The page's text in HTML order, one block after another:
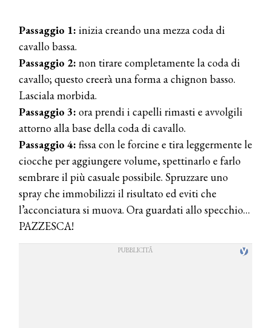
Passaggio 1: inizia creando una mezza coda di
cavallo bassa.
Passaggio 2: non tirare completamente la coda di
cavallo; questo creerà una forma a chignon basso.
Lasciala morbida.
Passaggio 3: ora prendi i capelli rimasti e avvolgili
attorno alla base della coda di cavallo.
Passaggio 4: fissa con le forcine e tira leggermente le
ciocche per aggiungere volume, spettinarlo e farlo
sembrare il più casuale possibile. Spruzzare uno
spray che immobilizzi il risultato ed eviti che
l’acconciatura si muova. Ora guardati allo specchio…
PAZZESCA!